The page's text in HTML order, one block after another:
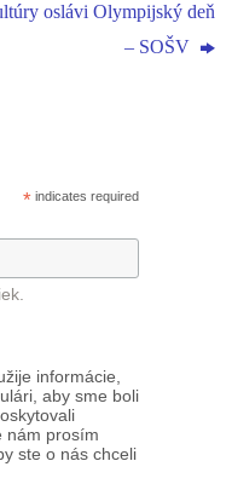
oslávi Olympijský deň
– SOŠV
* indicates required
informácie,
aby sme boli
nám prosím
ste o nás chceli